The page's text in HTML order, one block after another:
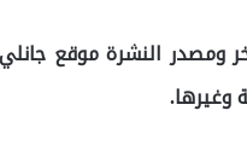
ومصدر النشرة موقع
وغيرها.